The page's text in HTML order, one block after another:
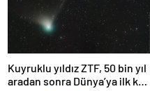
Kuyruklu yıldız ZTF, 50 bin yıl
aradan sonra Dünya’ya ilk kez